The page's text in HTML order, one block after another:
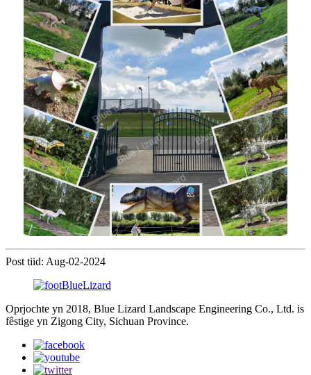
Post tiid: Aug-02-2024
Oprjochte yn 2018, Blue Lizard Landscape Engineering Co., Ltd. is
fêstige yn Zigong City, Sichuan Province.